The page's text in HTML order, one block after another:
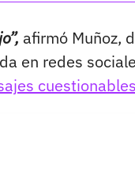
afirmó Muñoz,
en redes